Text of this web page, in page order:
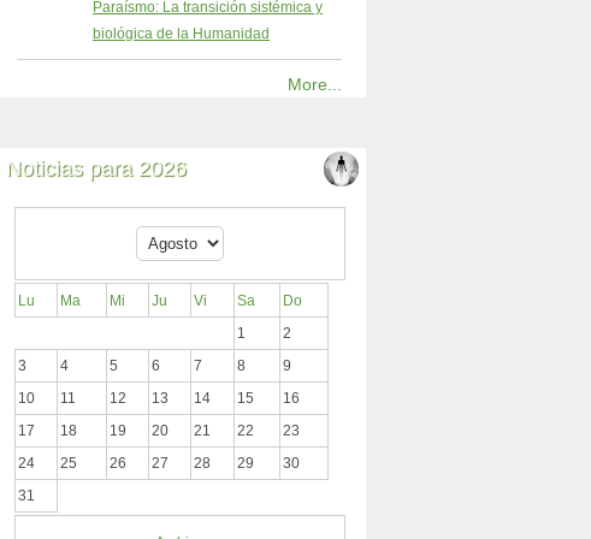
Paraísmo: La transición sistémica y
biológica de la Humanidad
More...
Noticias para 2026
Lu Ma Mi Ju Vi Sa
Do
1
2
3
4 5 6 7 8
9
10
11 12 13 14 15
16
17
18 19 20 21 22
23
24
25 26 27 28 29
30
31